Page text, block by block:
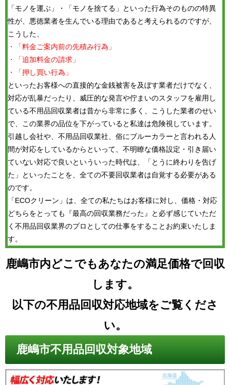
「モノを運ぶ」・「モノを捨てる」といった行為そのものの特異
性が、悪徳業者を生んでいる理由であると考えられるのですが、
こうした、
・「料金ご案内前の先積み行為」
・「追加料金の請求」
・「押し買い行為」
といったお客様への直接的な金銭被害を及ぼす業者だけでなく、
対応が乱暴だったり、威圧的な発言や佇まいのスタッフを雇用し
ている不用品回収業者は昔から非常に多く、こうした業者のせい
で、この業界の品位を下がっていると私達は危険視しています。
引越し会社や、不用品回収業社、俗にブルーカラーと言われる人
間が対応をしているからといって、不明瞭な価格設定・引き届い
ていない対応で良いといういった時代は、「とうに終わりを告げ
た」といったことを、全ての不要回収業者は自覚する必要がある
のです。
「ECOクリーン」は、全ての私たちはお客様に対し、価格・対応
どちらをとっても『最高の回収業務だった』と必ず感じていただ
く不用品回収業界のプロとしての仕事をすることお約束いたしま
す。
鹿嶋市内どこでもあなたの満足価格で回収
します。
以下の不用品回収対応地域をご覧くださ
い。
鹿嶋市不用品回収対象地域